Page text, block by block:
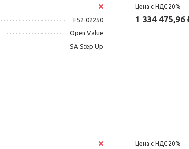
F52-02250
Open Value
SA Step Up
Цена с НДС 20%
1 334 475,96
Цена с НДС 20%